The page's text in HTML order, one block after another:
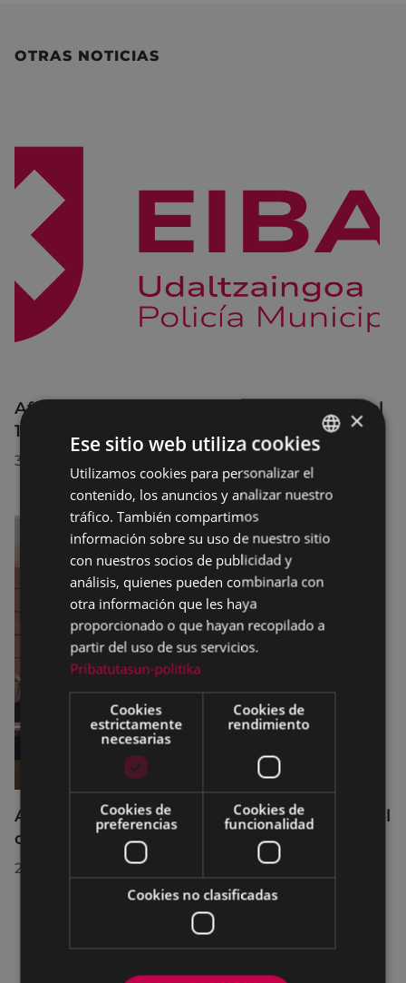
OTRAS NOTICIAS
Afecciones al tráfico en la calle Egogain del
10 al 23 de agosto, por motivo de obras
30/07/2026
Acuerdos adoptados por el Pleno Municipal
celebrado el 27 de julio de 2026
28/07/2026
BASQUE
SPANISH
×
Ese sitio web utiliza cookies
Utilizamos cookies para personalizar el
contenido, los anuncios y analizar nuestro
tráfico. También compartimos
información sobre su uso de nuestro sitio
con nuestros socios de publicidad y
análisis, quienes pueden combinarla con
otra información que les haya
proporcionado o que hayan recopilado a
partir del uso de sus servicios.
Pribatutasun-politika
Cookies
estrictamente
necesarias
Cookies de
rendimiento
Cookies de
preferencias
Cookies de
funcionalidad
Cookies no clasificadas